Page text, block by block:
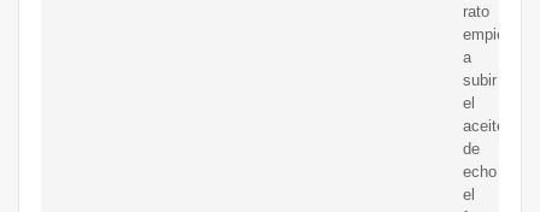
rato
empieza
a
subir
el
aceite
de
echo
el